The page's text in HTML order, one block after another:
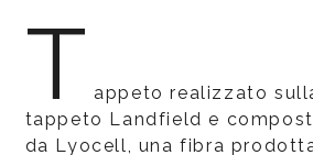
T appeto realizzato
tappeto Landfield e
da Lyocell, una fibra